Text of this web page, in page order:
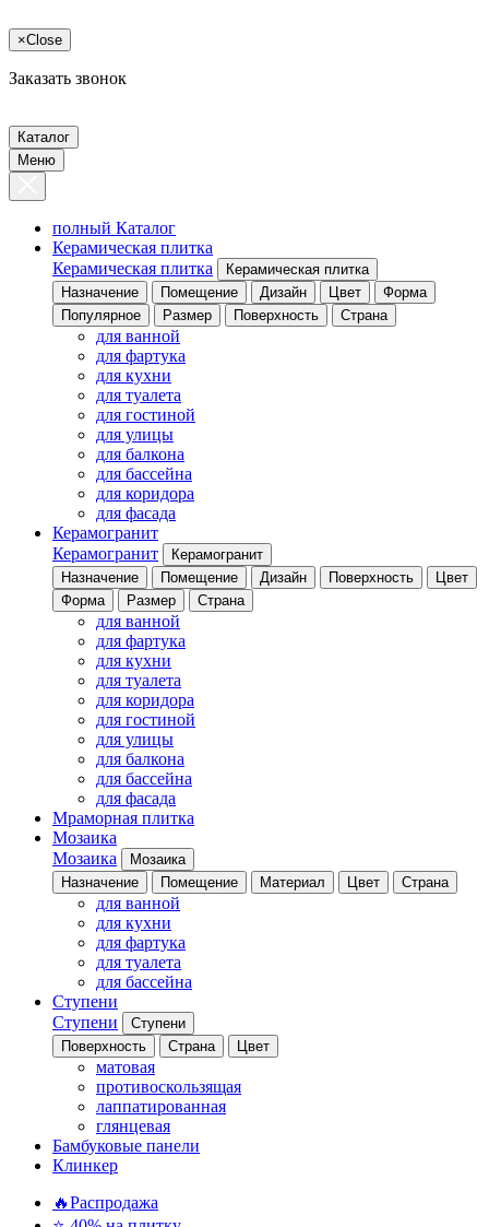
×Close
Заказать звонок
Каталог
Меню
полный Каталог
Керамическая плитка
Керамическая плитка
Керамическая плитка
Назначение
Помещение Дизайн Цвет
Форма
Популярное
Размер Поверхность Страна
для ванной
для фартука
для кухни
для туалета
для гостиной
для улицы
для балкона
для бассейна
для коридора
для фасада
Керамогранит
Керамогранит
Керамогранит
Назначение
Помещение Дизайн Поверхность
Цвет
Форма
Размер Страна
для ванной
для фартука
для кухни
для туалета
для коридора
для гостиной
для улицы
для балкона
для бассейна
для фасада
Мраморная плитка
Мозаика
Мозаика
Мозаика
Назначение
Помещение Материал Цвет Страна
для ванной
для кухни
для фартука
для туалета
для бассейна
Ступени
Ступени
Ступени
Поверхность
Страна Цвет
матовая
противоскользящая
лаппатированная
глянцевая
Бамбуковые панели
Клинкер
🔥Распродажа